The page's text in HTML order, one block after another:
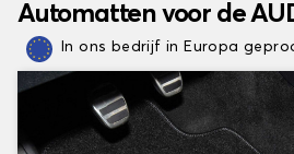
Automatten voor de
In ons bedrijf in Europa